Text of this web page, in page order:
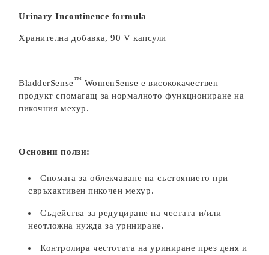
Urinary Incontinence formula
Хранителна добавка, 90 V капсули
BladderSense™ WomenSense е висококачествен
продукт спомагащ за нормалното функциониране на
пикочния мехур.
Основни ползи:
Спомага за облекчаване на състоянието при
свръхактивен пикочен мехур.
Съдейства за редуциране на честата и/или
неотложна нужда за уриниране.
Контролира честотата на уриниране през деня и